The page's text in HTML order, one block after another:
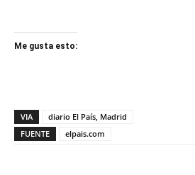
Me gusta esto:
VIA
diario El País, Madrid
FUENTE
elpais.com